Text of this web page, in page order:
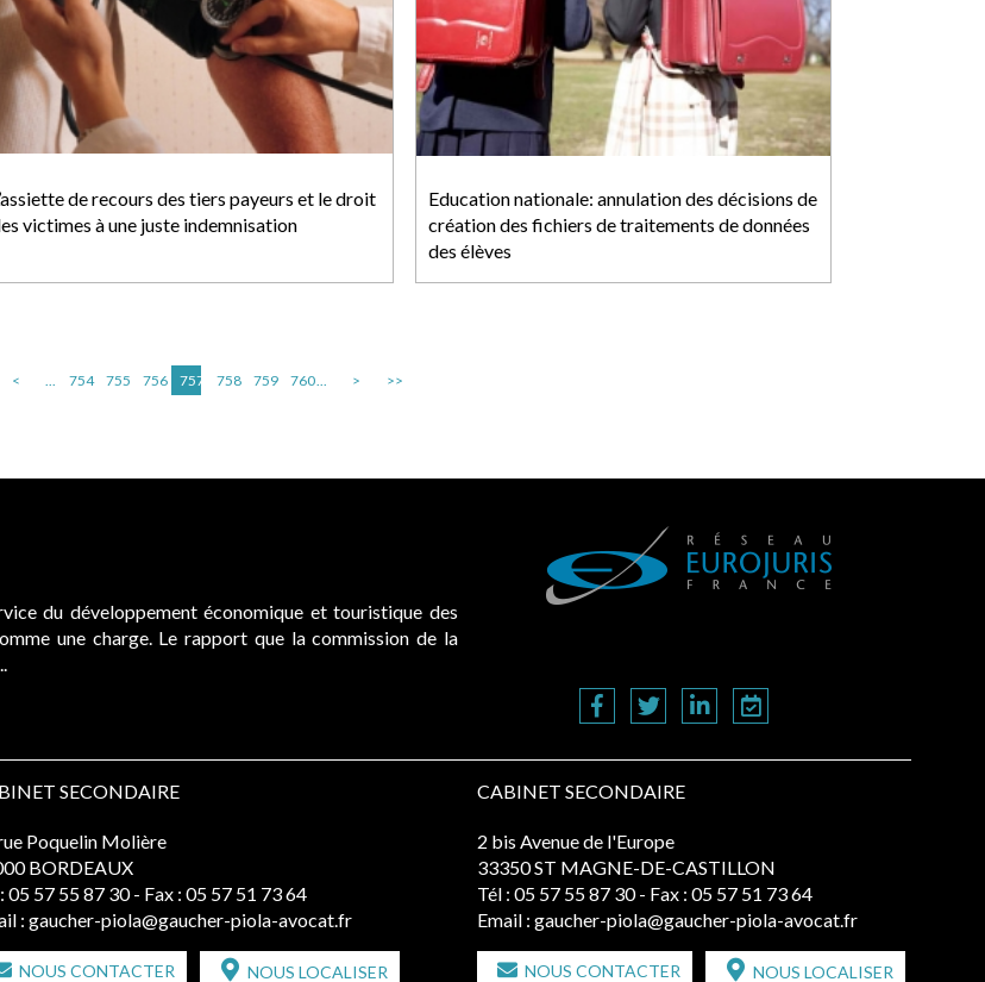
de recours des tiers payeurs et le droit
victimes à une juste indemnisation
Education nationale: annulation des décisions de
création des fichiers de traitements de données
des élèves
< ... 754 755 756 757 758 759 760... > >>
du développement économique et touristique des
une charge. Le rapport que la commission de la
SECONDAIRE
Poquelin Molière
BORDEAUX
05 57 55 87 30 - Fax : 05 57 51 73 64
: gaucher-piola@gaucher-piola-avocat.fr
NOUS CONTACTER NOUS LOCALISER
CABINET SECONDAIRE
2 bis Avenue de l'Europe
33350 ST MAGNE-DE-CASTILLON
Tél : 05 57 55 87 30 - Fax : 05 57 51 73 64
Email : gaucher-piola@gaucher-piola-avocat.fr
NOUS CONTACTER NOUS LOCALISER